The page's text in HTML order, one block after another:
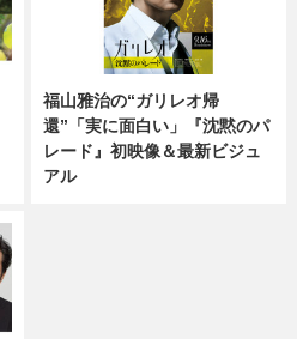
福山雅治の“ガリレオ帰
還”「実に面白い」『沈黙のパ
レード』初映像＆最新ビジュ
アル